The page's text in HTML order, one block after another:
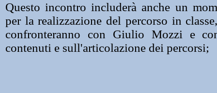
Questo incontro includerà anche un
per la realizzazione del percorso in
confronteranno con Giulio Mozzi e
contenuti e sull'articolazione dei percorsi;